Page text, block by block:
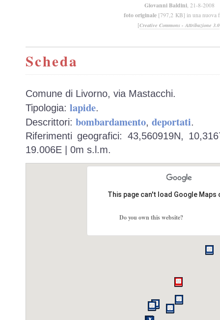
Giovanni Baldini, 21-8-2008
foto originale [797,2 KB] in una nuova
[Creative Commons - Attribuzione 3.0
Scheda
Comune di Livorno, via Mastacchi.
Tipologia: lapide.
Descrittori: bombardamento, deportati.
Riferimenti geografici: 43,560919N,
19.006E | 0m s.l.m.
This page can't load Google
Do you own this website?